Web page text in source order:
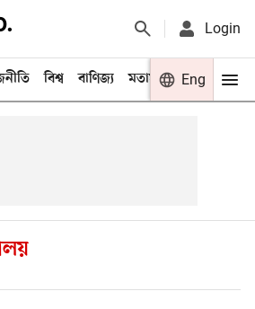
Login
বিশ্ব বাণিজ্য মতামত খেলা
Eng